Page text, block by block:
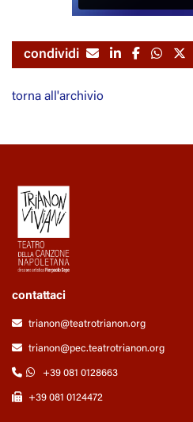
condividi
torna all'archivio
contattaci
trianon@teatrotrianon.org
trianon@pec.teatrotrianon.org
+39 081 0128663
+39 081 0124472